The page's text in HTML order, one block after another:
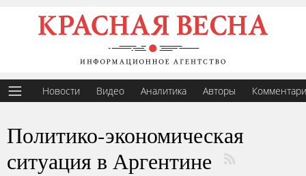
Новости Видео Аналитика Авторы
Политико-экономическая
ситуация в Аргентине